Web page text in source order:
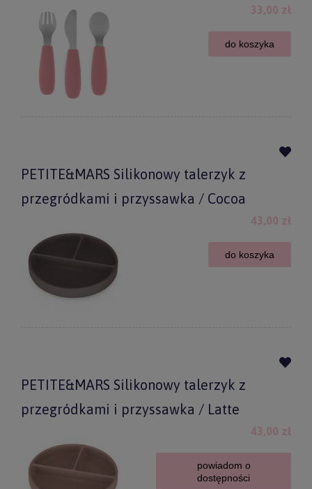
33,00 zł
do koszyka
PETITE&MARS Silikonowy talerzyk z
przegródkami i przyssawka / Cocoa
43,00 zł
do koszyka
PETITE&MARS Silikonowy talerzyk z
przegródkami i przyssawka / Latte
43,00 zł
powiadom o
dostępności